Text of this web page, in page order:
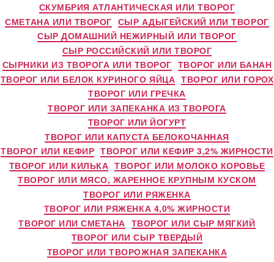
СКУМБРИЯ АТЛАНТИЧЕСКАЯ ИЛИ ТВОРОГ
СМЕТАНА ИЛИ ТВОРОГ СЫР АДЫГЕЙСКИЙ ИЛИ ТВОРОГ
СЫР ДОМАШНИЙ НЕЖИРНЫЙ ИЛИ ТВОРОГ
СЫР РОССИЙСКИЙ ИЛИ ТВОРОГ
СЫРНИКИ ИЗ ТВОРОГА ИЛИ ТВОРОГ ТВОРОГ ИЛИ БАНАН
ТВОРОГ ИЛИ БЕЛОК КУРИНОГО ЯЙЦА ТВОРОГ ИЛИ ГОРОХ
ТВОРОГ ИЛИ ГРЕЧКА
ТВОРОГ ИЛИ ЗАПЕКАНКА ИЗ ТВОРОГА
ТВОРОГ ИЛИ ЙОГУРТ
ТВОРОГ ИЛИ КАПУСТА БЕЛОКОЧАННАЯ
ТВОРОГ ИЛИ КЕФИР ТВОРОГ ИЛИ КЕФИР 3,2% ЖИРНОСТИ
ТВОРОГ ИЛИ КИЛЬКА ТВОРОГ ИЛИ МОЛОКО КОРОВЬЕ
ТВОРОГ ИЛИ МЯСО, ЖАРЕННОЕ КРУПНЫМ КУСКОМ
ТВОРОГ ИЛИ РЯЖЕНКА
ТВОРОГ ИЛИ РЯЖЕНКА 4,0% ЖИРНОСТИ
ТВОРОГ ИЛИ СМЕТАНА ТВОРОГ ИЛИ СЫР МЯГКИЙ
ТВОРОГ ИЛИ СЫР ТВЕРДЫЙ
ТВОРОГ ИЛИ ТВОРОЖНАЯ ЗАПЕКАНКА